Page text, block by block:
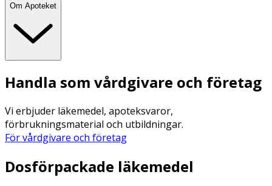
Om Apoteket
Handla som vårdgivare och företag
Vi erbjuder läkemedel, apoteksvaror,
förbrukningsmaterial och utbildningar.
För vårdgivare och företag
Dosförpackade läkemedel